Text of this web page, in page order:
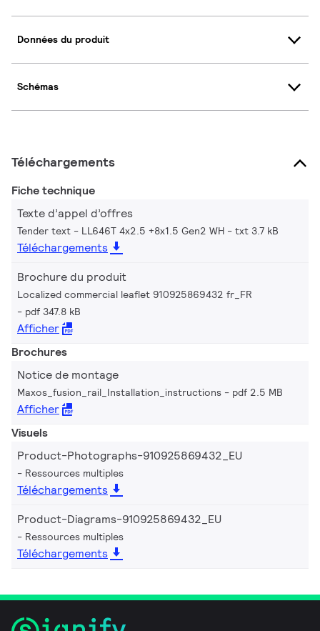
Données du produit
Schémas
Téléchargements
Fiche technique
Texte d’appel d’offres
Tender text - LL646T 4x2.5 +8x1.5 Gen2 WH txt 3.7 kB
Téléchargements
Brochure du produit
Localized commercial leaflet 910925869432 fr_FR
pdf 347.8 kB
Afficher
Brochures
Notice de montage
Maxos_fusion_rail_Installation_instructions pdf 2.5 MB
Afficher
Visuels
Product-Photographs-910925869432_EU
Ressources multiples
Téléchargements
Product-Diagrams-910925869432_EU
Ressources multiples
Téléchargements